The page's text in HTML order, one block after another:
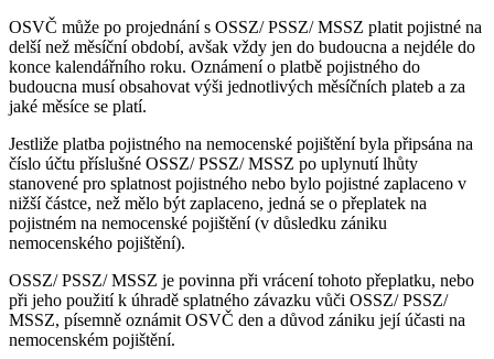
OSVČ může po projednání s OSSZ/ PSSZ/ MSSZ platit pojistné na
delší než měsíční období, avšak vždy jen do budoucna a nejdéle do
konce kalendářního roku. Oznámení o platbě pojistného do
budoucna musí obsahovat výši jednotlivých měsíčních plateb a za
jaké měsíce se platí.
Jestliže platba pojistného na nemocenské pojištění byla připsána na
číslo účtu příslušné OSSZ/ PSSZ/ MSSZ po uplynutí lhůty
stanovené pro splatnost pojistného nebo bylo pojistné zaplaceno v
nižší částce, než mělo být zaplaceno, jedná se o přeplatek na
pojistném na nemocenské pojištění (v důsledku zániku
nemocenského pojištění).
OSSZ/ PSSZ/ MSSZ je povinna při vrácení tohoto přeplatku, nebo
při jeho použití k úhradě splatného závazku vůči OSSZ/ PSSZ/
MSSZ, písemně oznámit OSVČ den a důvod zániku její účasti na
nemocenském pojištění.